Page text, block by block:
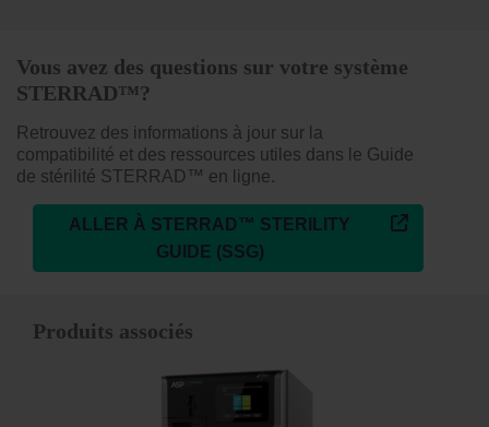
Vous avez des questions sur votre système
STERRAD™?
Retrouvez des informations à jour sur la
compatibilité et des ressources utiles dans le Guide
de stérilité STERRAD™ en ligne.
ALLER À STERRAD™ STERILITY
GUIDE (SSG)
Produits associés